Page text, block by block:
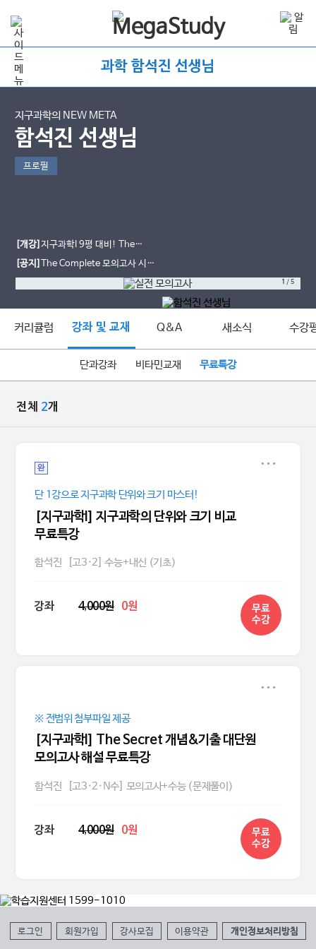
과학 함석진 선생님
지구과학의 NEW META
함석진 선생님
프로필
[개강]지구과학I 9평 대비! The
Complete 실전 모의고사 [시즌3]
[공지]The Complete 모의고사 시즌
2 등급컷!
1 /5
커리큘럼 강좌 및 교재 Q&A 새소식 수강
단과강좌 비타민교재 무료특강
전체 2개
완
단 1강으로 지구과학 단위와 크기 마스터!
[지구과학l] 지구과학의 단위와 크기 비교
무료특강
함석진 [고3·2] 수능+내신 (기초)
강좌 4,000원 0원
무료
수강
※ 전범위 첨부파일 제공
[지구과학I] The Secret 개념&기출 대단원
모의고사 해설 무료특강
함석진 [고3·2·N수] 모의고사+수능 (문제풀이)
강좌 4,000원 0원
무료
수강
로그인 회원가입 강사모집 이용약관 개인정보처리방침